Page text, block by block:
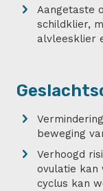
Aangetaste
schildklier,
alvleesklier
beweging
Verhoogd
ovulatie kan
cyclus kan